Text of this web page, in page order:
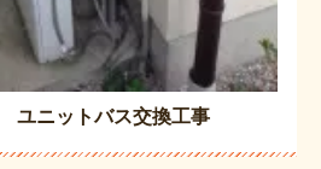
ニットバス交換工事